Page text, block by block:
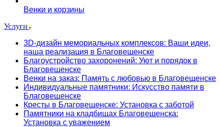
Венки и корзины
Услуги
3D-дизайн мемориальных комплексов: Ваши идеи,
наша реализация в Благовещенске
Благоустройство захоронений: Уют и порядок в
Благовещенске
Венки на заказ: Память с любовью в Благовещенске
Индивидуальные памятники: Искусство памяти в
Благовещенске
Кресты в Благовещенске: Установка с заботой
Памятники на кладбищах Благовещенска:
Установка с уважением